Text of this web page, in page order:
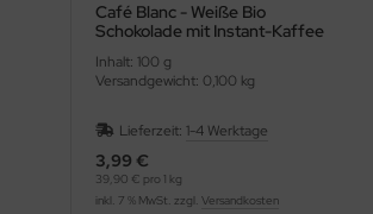
Café Blanc - Weiße Bio
Schokolade mit Instant-Kaffee
Inhalt: 100 g
Versandgewicht: 0,100 kg
Lieferzeit:1-4 Werktage
3,99 €
39,90 € pro 1 kg
inkl. 7 % MwSt. zzgl.Versandkosten